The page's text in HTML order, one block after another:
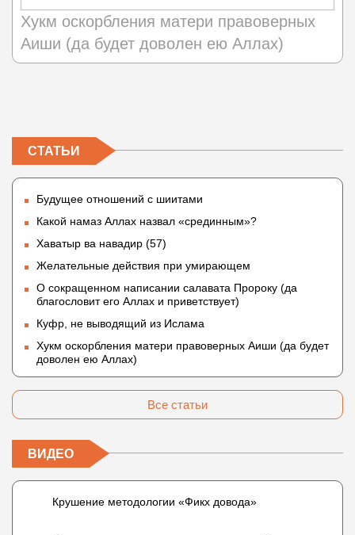
Хукм оскорбления матери правоверных
Аиши (да будет доволен ею Аллах)
СТАТЬИ
Будущее отношений с шиитами
Какой намаз Аллах назвал «срединным»?
Хаватыр ва навадир (57)
Желательные действия при умирающем
О сокращенном написании салавата Пророку (да
благословит его Аллах и приветствует)
Куфр, не выводящий из Ислама
Хукм оскорбления матери правоверных Аиши (да будет
доволен ею Аллах)
Все статьи
ВИДЕО
Крушение методологии «Фикх довода»